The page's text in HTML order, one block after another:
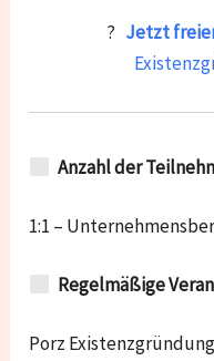
? Jetzt
Anzahl der
1:1 –
Regelmäßige
Porz